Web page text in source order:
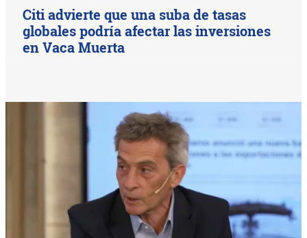
Citi advierte que una suba de tasas
globales podría afectar las inversiones
en Vaca Muerta